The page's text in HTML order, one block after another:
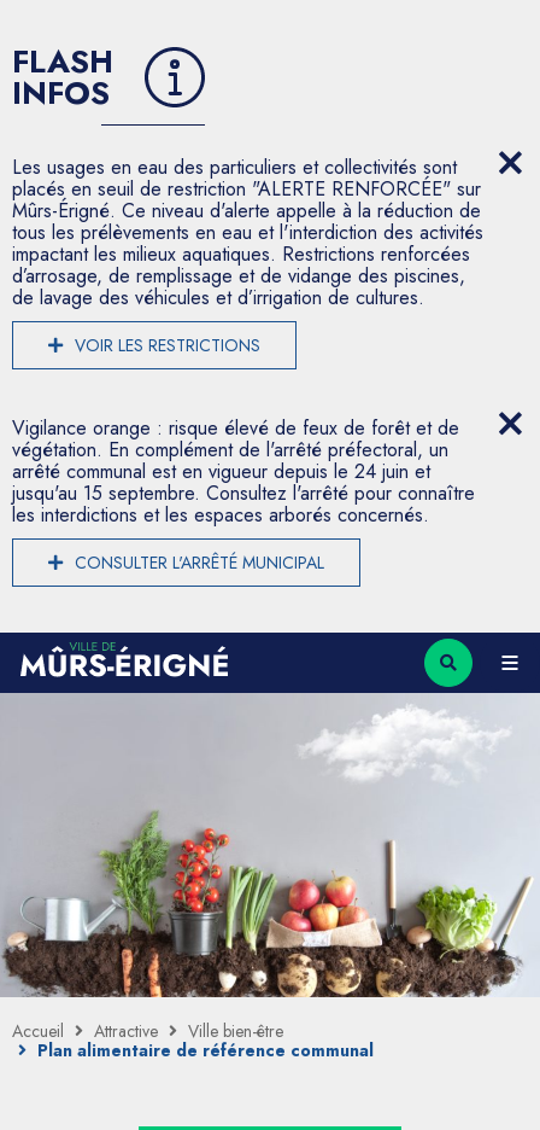
FLASH
INFOS
Les usages en eau des particuliers et collectivités sont
placés en seuil de restriction "ALERTE RENFORCÉE" sur
Mûrs-Érigné. Ce niveau d'alerte appelle à la réduction de
tous les prélèvements en eau et l'interdiction des activités
impactant les milieux aquatiques. Restrictions renforcées
d’arrosage, de remplissage et de vidange des piscines,
de lavage des véhicules et d’irrigation de cultures.
VOIR LES RESTRICTIONS
Vigilance orange : risque élevé de feux de forêt et de
végétation. En complément de l'arrêté préfectoral, un
arrêté communal est en vigueur depuis le 24 juin et
jusqu'au 15 septembre. Consultez l'arrêté pour connaître
les interdictions et les espaces arborés concernés.
CONSULTER L'ARRÊTÉ MUNICIPAL
Accueil Attractive
Ville bien-être
Plan alimentaire de référence communal